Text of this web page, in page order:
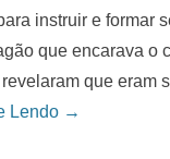
instruir e formar
que encarava o
que eram
Lendo →